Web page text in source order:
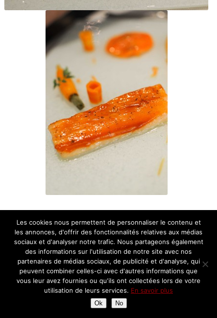
Truite de Savoie laquée aux épices douces, déclinaison de carottes
La texture du filet de truite est douce et fondante, quasiment
confite, une merveille. Des saveurs d’épices et d’orange sont en
harmonie avec la déclinaison de carottes, entière, en raviole, en
mousseline ou en fine lamelle présentée en rouleau. Très beau
plat,visuel et gustatif.
Les cookies nous permettent de personnaliser le contenu et
les annonces, d'offrir des fonctionnalités relatives aux médias
sociaux et d'analyser notre trafic. Nous partageons également
des informations sur l'utilisation de notre site avec nos
partenaires de médias sociaux, de publicité et d'analyse, qui
peuvent combiner celles-ci avec d'autres informations que
vous leur avez fournies ou qu'ils ont collectées lors de votre
utilisation de leurs services. En savoir plus
Ok No